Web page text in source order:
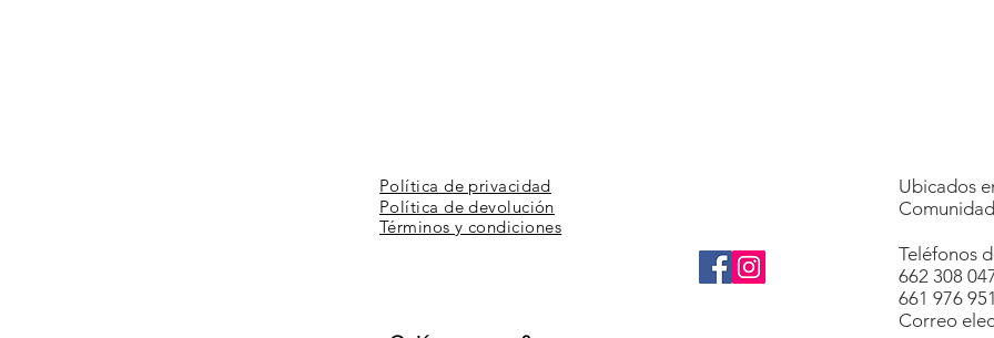
Política de privacidad
Política de devolución
Términos y condiciones
Ubicados
Teléfonos
662 308
661 976 951
Correo